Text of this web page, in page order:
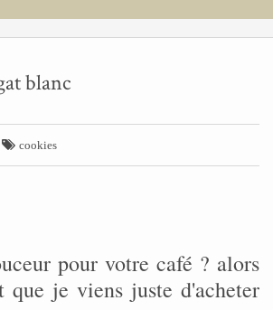
blanc
 cookies
pour votre café ? alors
je viens juste d'acheter